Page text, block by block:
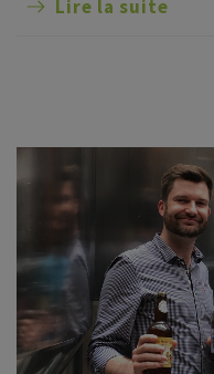
Lire la suite